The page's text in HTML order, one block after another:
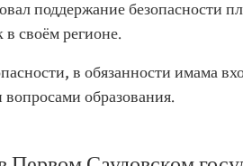
поддержание безопасности
в своём регионе.
в обязанности имама
образования.